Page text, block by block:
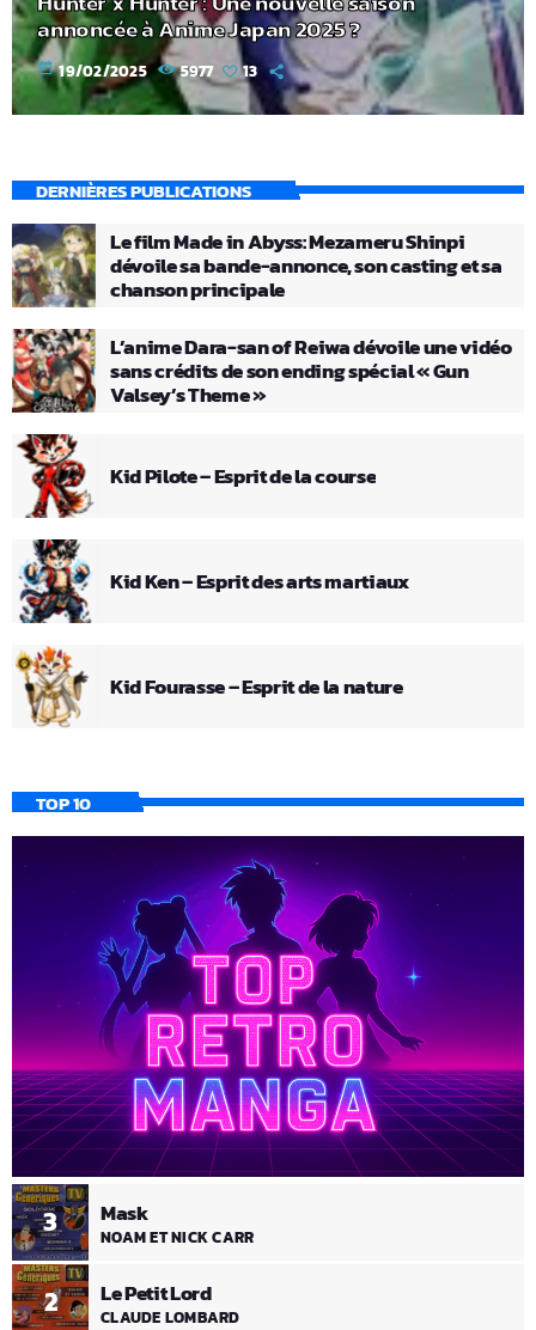
annoncée à Anime Japan 2025 ?
today 19/02/2025 5977 13
DERNIÈRES PUBLICATIONS
Le film Made in Abyss: Mezameru Shinpi
dévoile sa bande-annonce, son casting et sa
chanson principale
L’anime Dara-san of Reiwa dévoile une vidéo
sans crédits de son ending spécial « Gun
Valsey’s Theme »
Kid Pilote – Esprit de la course
Kid Ken – Esprit des arts martiaux
Kid Fourasse – Esprit de la nature
TOP 10
2 Le Petit Lord
CLAUDE LOMBARD
3 Mask
NOAM ET NICK CARR